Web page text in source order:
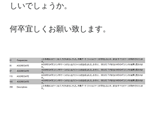
しいでしょうか。
何卒宜しくお願い致します。